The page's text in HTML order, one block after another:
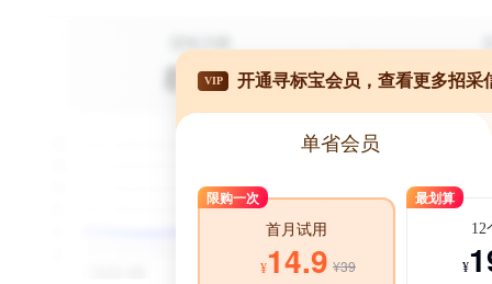
VIP 开通寻标宝会员，查看更多招采
单省会员
限购一次
首月试用
¥14.9 ¥39
最划算
12
¥